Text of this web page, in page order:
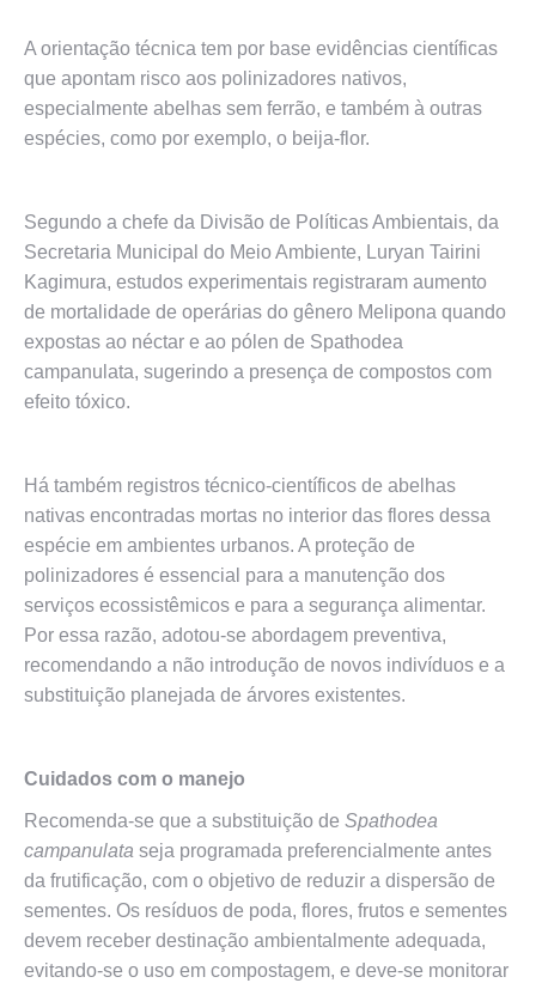
A orientação técnica tem por base evidências científicas
que apontam risco aos polinizadores nativos,
especialmente abelhas sem ferrão, e também à outras
espécies, como por exemplo, o beija-flor.
Segundo a chefe da Divisão de Políticas Ambientais, da
Secretaria Municipal do Meio Ambiente, Luryan Tairini
Kagimura, estudos experimentais registraram aumento
de mortalidade de operárias do gênero Melipona quando
expostas ao néctar e ao pólen de Spathodea
campanulata, sugerindo a presença de compostos com
efeito tóxico.
Há também registros técnico-científicos de abelhas
nativas encontradas mortas no interior das flores dessa
espécie em ambientes urbanos. A proteção de
polinizadores é essencial para a manutenção dos
serviços ecossistêmicos e para a segurança alimentar.
Por essa razão, adotou-se abordagem preventiva,
recomendando a não introdução de novos indivíduos e a
substituição planejada de árvores existentes.
Cuidados com o manejo
Recomenda-se que a substituição de Spathodea
campanulata seja programada preferencialmente antes
da frutificação, com o objetivo de reduzir a dispersão de
sementes. Os resíduos de poda, flores, frutos e sementes
devem receber destinação ambientalmente adequada,
evitando-se o uso em compostagem, e deve-se monitorar